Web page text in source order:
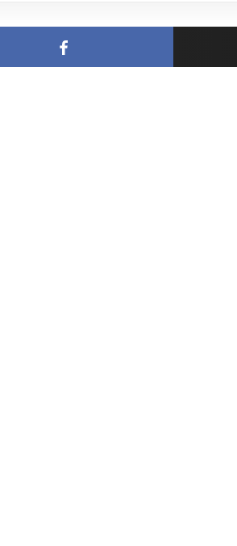
Partager sur Facebook